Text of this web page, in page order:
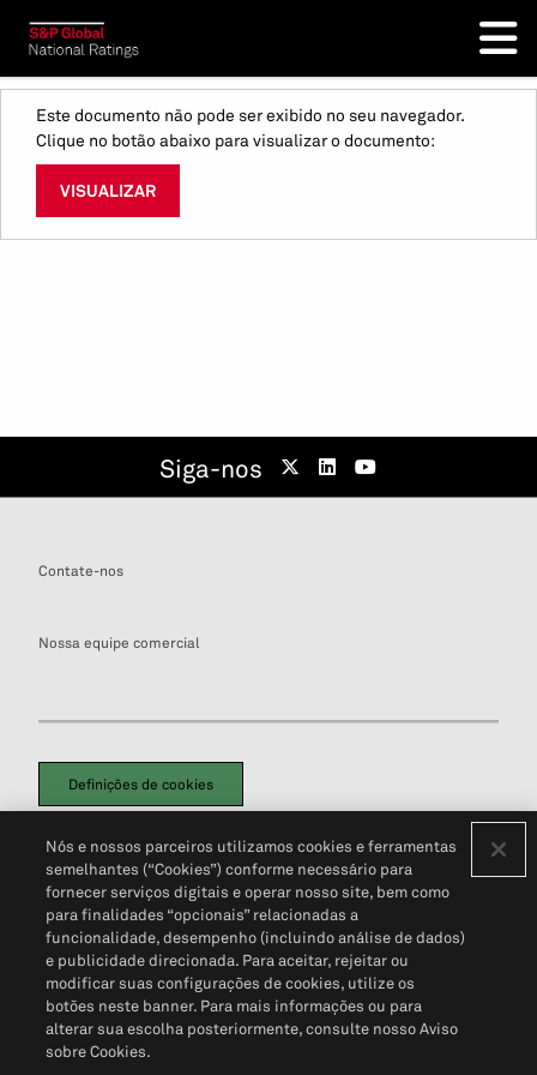
Este documento não pode ser exibido no seu navegador.
Clique no botão abaixo para visualizar o documento:
VISUALIZAR
Siga-nos
Contate-nos
Nossa equipe comercial
Definições de cookies
Política de PrivacidadePortal de privacidade do cliente (em inglês)
Não Venda Minhas Informações Pessoais© 2026 S&P Global
Nós e nossos parceiros utilizamos cookies e ferramentas
semelhantes (“Cookies”) conforme necessário para
fornecer serviços digitais e operar nosso site, bem como
para finalidades “opcionais” relacionadas a
funcionalidade, desempenho (incluindo análise de dados)
e publicidade direcionada. Para aceitar, rejeitar ou
modificar suas configurações de cookies, utilize os
botões neste banner. Para mais informações ou para
alterar sua escolha posteriormente, consulte nosso Aviso
sobre Cookies.